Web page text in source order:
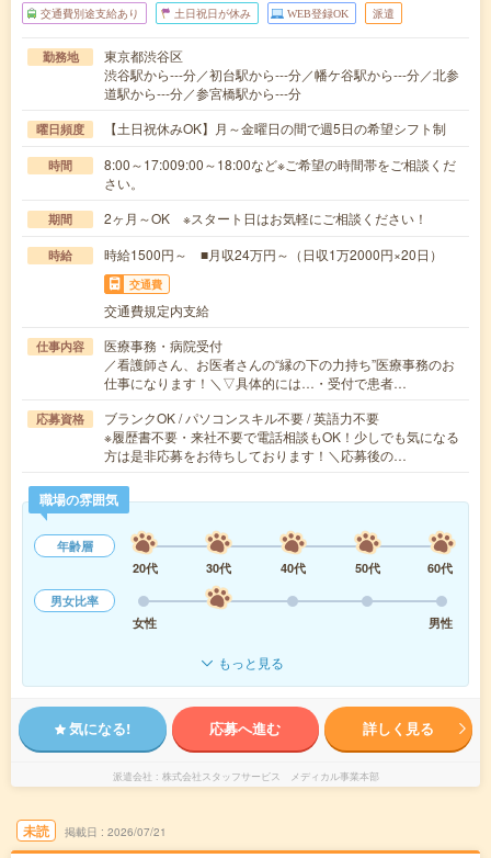
交通費別途支給あり 土日祝日が休み WEB登録OK 派遣
勤務地
東京都渋谷区
渋谷駅から---分／初台駅から---分／幡ケ谷駅から---分／北参
道駅から---分／参宮橋駅から---分
曜日頻度 【土日祝休みOK】月～金曜日の間で週5日の希望シフト制
時間
8:00～17:009:00～18:00など※ご希望の時間帯をご相談くだ
さい。
期間 2ヶ月～OK ※スタート日はお気軽にご相談ください！
時給 時給1500円～ ■月収24万円～（日収1万2000円×20日）
交通費
交通費規定内支給
仕事内容
医療事務・病院受付
／看護師さん、お医者さんの“縁の下の力持ち”医療事務のお
仕事になります！＼▽具体的には…・受付で患者…
応募資格
ブランクOK / パソコンスキル不要 / 英語力不要
※履歴書不要・来社不要で電話相談もOK！少しでも気になる
方は是非応募をお待ちしております！＼応募後の…
職場の雰囲気
年齢層
20代
30代 40代 50代
60代
男女比率
女性
男性
もっと見る
気になる! 応募へ進む 詳しく見る
派遣会社 株式会社スタッフサービス メディカル事業本部
未読 掲載日 2026/07/21